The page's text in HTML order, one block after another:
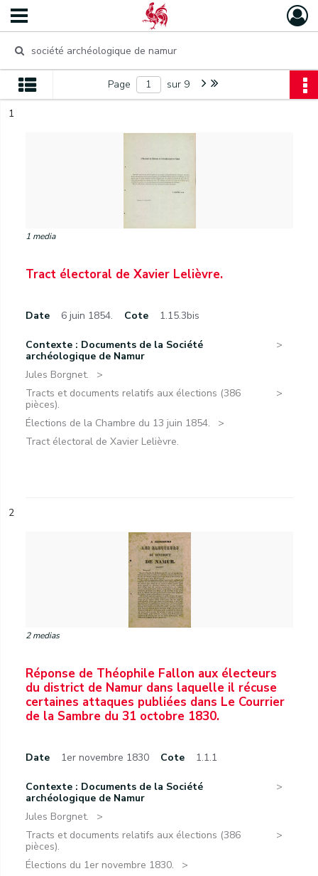
Page sur 9
1
1 media
Tract électoral de Xavier Lelièvre.
Date 6 juin 1854. Cote 1.15.3bis
Contexte : Documents de la Société
archéologique de Namur
Jules Borgnet.
Tracts et documents relatifs aux élections (386
pièces).
Élections de la Chambre du 13 juin 1854.
Tract électoral de Xavier Lelièvre.
2
2 medias
Réponse de Théophile Fallon aux électeurs
du district de Namur dans laquelle il récuse
certaines attaques publiées dans Le Courrier
de la Sambre du 31 octobre 1830.
Date 1er novembre 1830 Cote 1.1.1
Contexte : Documents de la Société
archéologique de Namur
Jules Borgnet.
Tracts et documents relatifs aux élections (386
pièces).
Élections du 1er novembre 1830.